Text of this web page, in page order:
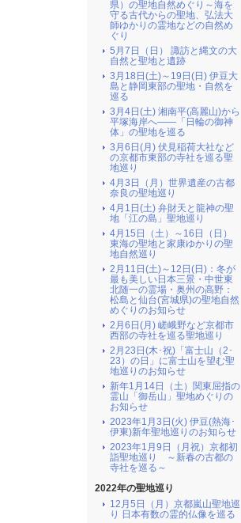
県）の聖地自然めぐり～海を
守る古代からの聖地、弘法大
師ゆかりの霊地などの自然め
ぐり
5月7日（日） 諏訪と縄文の大
自然と聖地と遺跡
3月18日(土)～19日(日) 伊豆大
島と静岡東部の聖地・自然を
巡る
3月4日(土) 湘南平(高麗山)から
平塚海岸へ――「日輪の御神
体」の聖地を巡る
3月6日(月) 伏見稲荷大社など
の京都市東部の寺社を巡る聖
地巡り
4月3日（月）世界遺産の古都
奈良の聖地巡り
4月1日(土) 弁財天と龍神の聖
地「江の島」聖地巡り
4月15日（土）～16日（日）
東海の聖地と家康ゆかりの聖
地自然巡り
2月11日(土)～12日(日)：冬が
最も美しい日本三景・中世東
北随一の霊場・奥州の高野：
松島と仙台(宮城県)の聖地自然
めぐりのお知らせ
2月6日(月) 嵯峨野など京都市
西部の寺社を巡る聖地巡り
2月23日(木･祝)「富士山（2･
23）の日」に富士山を望む聖
地巡りのお知らせ
新年1月14日（土）関東屈指の
霊山「御岳山」聖地めぐりの
お知らせ
2023年1月3日(火) 伊豆(熱海･
伊東)新年聖地巡りのお知らせ
2023年1月9日（月祝）京都初
詣聖地巡り ～新春の古都の
寺社を巡る～
2022年の聖地巡り
12月5日（月）京都嵐山聖地巡
り 日本有数の霊的仏像を巡る